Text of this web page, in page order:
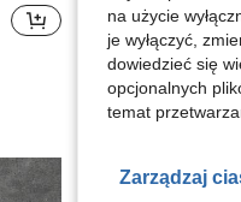
Magazyn UE -4%
17 Left
84,63zł
88,49zł
najniższa
4-5 dni
na użycie
je wyłączyć,
dowiedzieć się
opcjonalnych
temat
Zarządzaj